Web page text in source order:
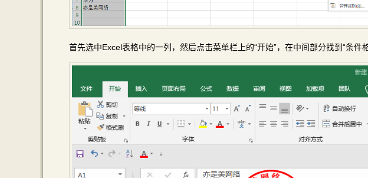
首先选中Excel表格中的一列，然后点击菜单栏上的“开始”，在中间部分找到“条件